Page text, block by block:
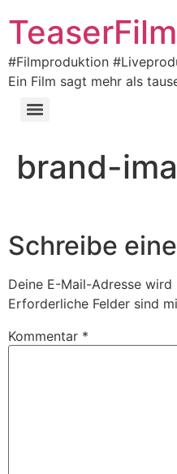
TeaserFilm
#Filmproduktion
Ein Film sagt mehr als
brand-
Schreibe
Deine E-Mail-Adresse
Erforderliche Felder sind
Kommentar *